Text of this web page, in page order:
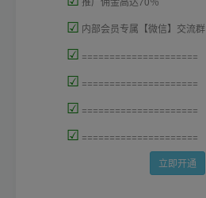
☑ 内部会员专属【微信】交流群
☑ =====================
☑ =====================
☑ =====================
☑ =====================
立即开通